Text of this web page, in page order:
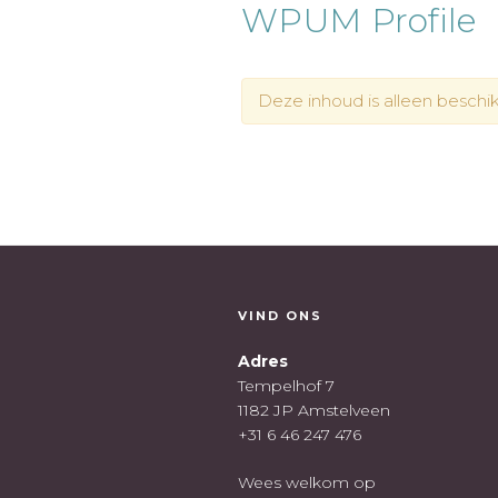
WPUM Profile
Deze inhoud is alleen
VIND ONS
Adres
Tempelhof 7
1182 JP Amstelveen
+31 6 46 247 476
Wees welkom op